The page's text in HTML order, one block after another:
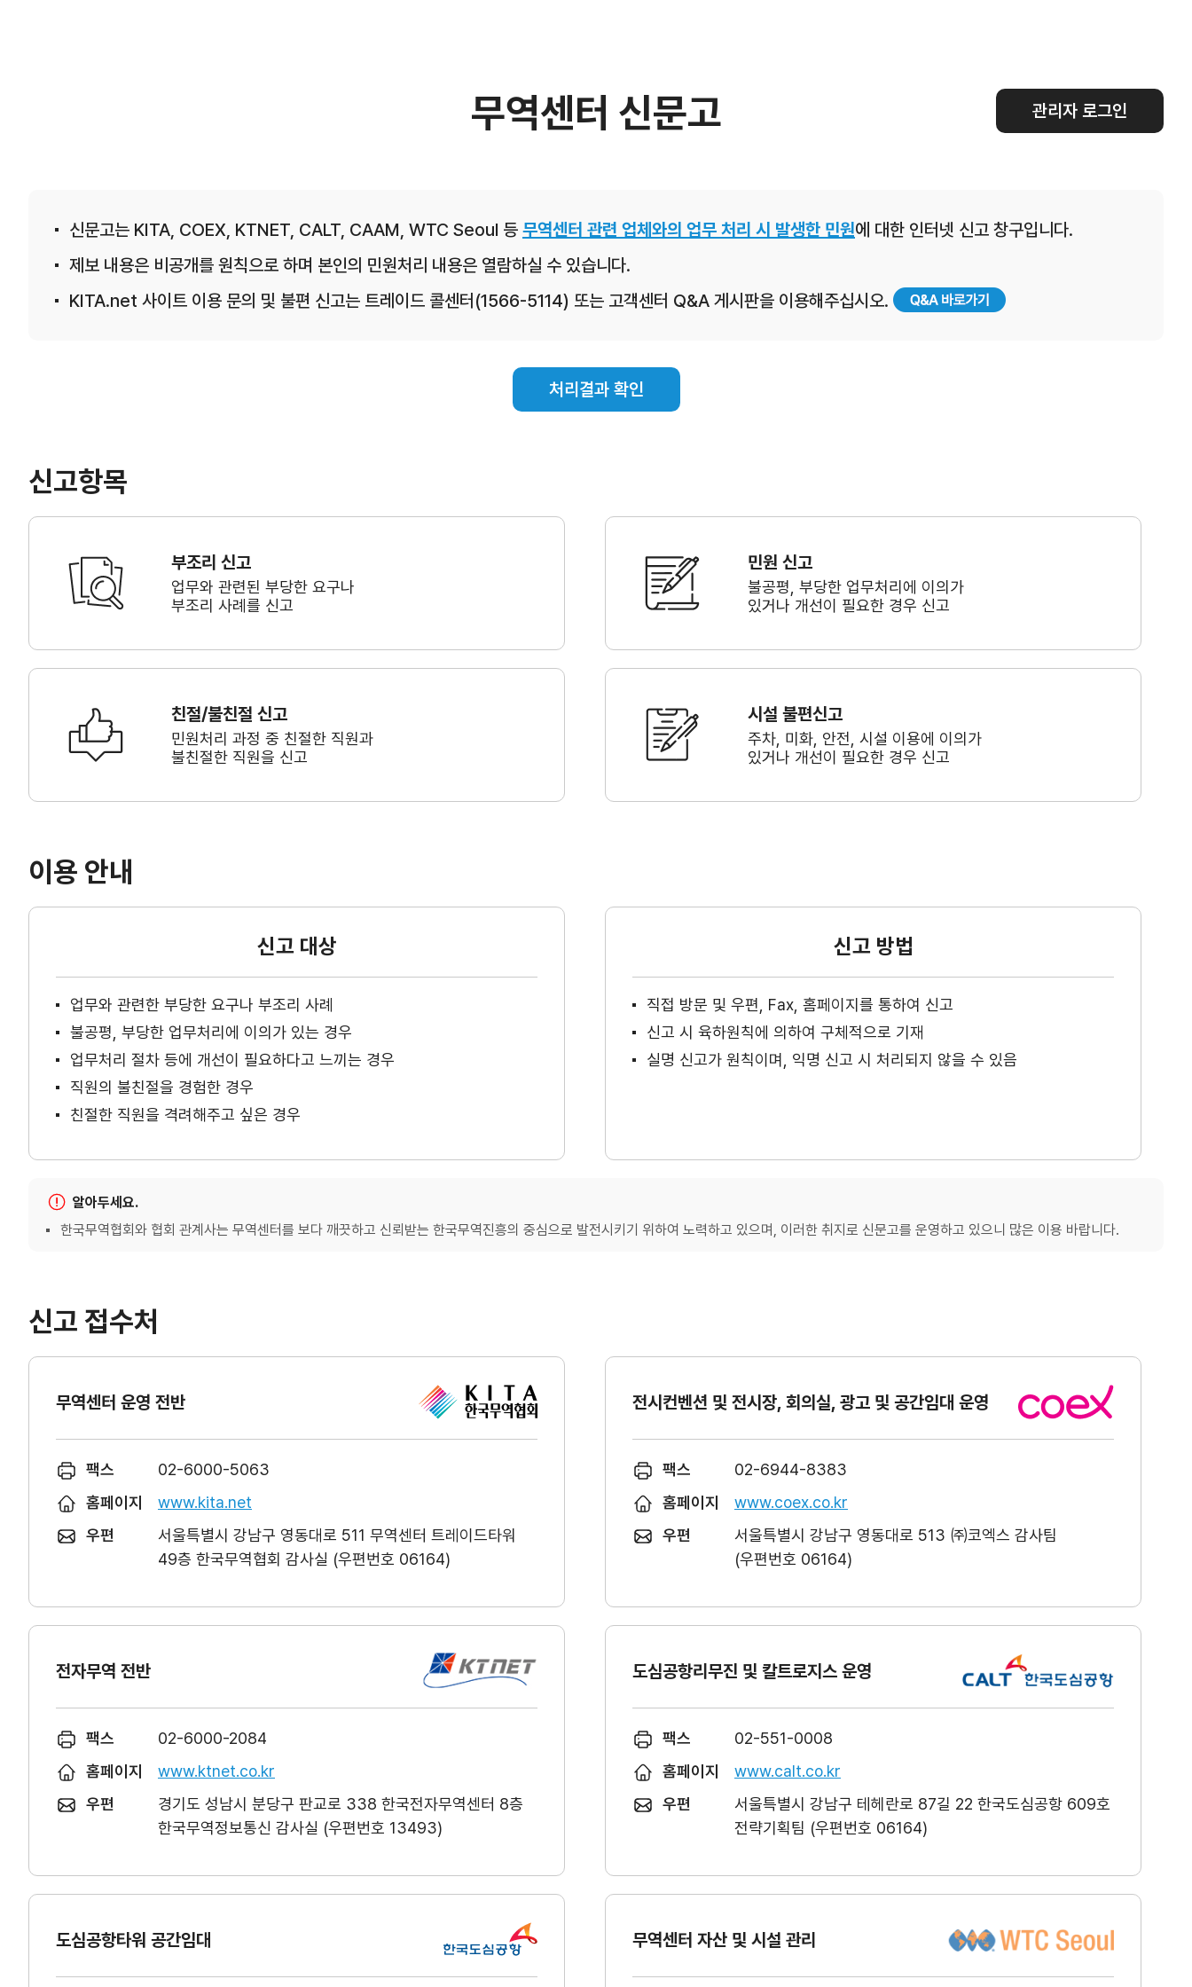
무역센터 신문고 관리자 로그인
신문고는 KITA, COEX, KTNET, CALT, CAAM, WTC Seoul 등 무역센터 관련 업체와의 업무 처리 시 발생한 민원에 대한 인터넷 신고 창구입니다.
제보 내용은 비공개를 원칙으로 하며 본인의 민원처리 내용은 열람하실 수 있습니다.
KITA.net 사이트 이용 문의 및 불편 신고는 트레이드 콜센터(1566-5114) 또는 고객센터 Q&A 게시판을 이용해주십시오.
처리결과 확인
신고항목
부조리 신고
업무와 관련된 부당한 요구나
부조리 사례를 신고
민원 신고
불공평, 부당한 업무처리에 이의가
있거나 개선이 필요한 경우 신고
친절/불친절 신고
민원처리 과정 중 친절한 직원과
불친절한 직원을 신고
시설 불편신고
주차, 미화, 안전, 시설 이용에 이의가
있거나 개선이 필요한 경우 신고
이용 안내
신고 대상
업무와 관련한 부당한 요구나 부조리 사례
불공평, 부당한 업무처리에 이의가 있는 경우
업무처리 절차 등에 개선이 필요하다고 느끼는 경우
직원의 불친절을 경험한 경우
친절한 직원을 격려해주고 싶은 경우
신고 방법
직접 방문 및 우편, Fax, 홈페이지를 통하여 신고
신고 시 육하원칙에 의하여 구체적으로 기재
실명 신고가 원칙이며, 익명 신고 시 처리되지 않을 수 있음
알아두세요.
한국무역협회와 협회 관계사는 무역센터를 보다 깨끗하고 신뢰받는 한국무역진흥의 중심으로 발전시키기 위하여 노력하고 있으며, 이러한 취지로 신문고를 운영하고 있으니 많은 이용 바랍니다.
신고 접수처
무역센터 운영 전반
팩스
02-6000-5063
홈페이지
www.kita.net
우편
서울특별시 강남구 영동대로 511 무역센터 트레이드타워
49층 한국무역협회 감사실 (우편번호 06164)
전시컨벤션 및 전시장, 회의실, 광고 및 공간임대 운영
팩스
02-6944-8383
홈페이지
www.coex.co.kr
우편
서울특별시 강남구 영동대로 513 ㈜코엑스 감사팀
(우편번호 06164)
전자무역 전반
팩스
02-6000-2084
홈페이지
www.ktnet.co.kr
우편
경기도 성남시 분당구 판교로 338 한국전자무역센터 8층
한국무역정보통신 감사실 (우편번호 13493)
도심공항리무진 및 칼트로지스 운영
팩스
02-551-0008
홈페이지
www.calt.co.kr
우편
서울특별시 강남구 테헤란로 87길 22 한국도심공항 609호
전략기획팀 (우편번호 06164)
도심공항타워 공간임대 무역센터 자산 및 시설 관리